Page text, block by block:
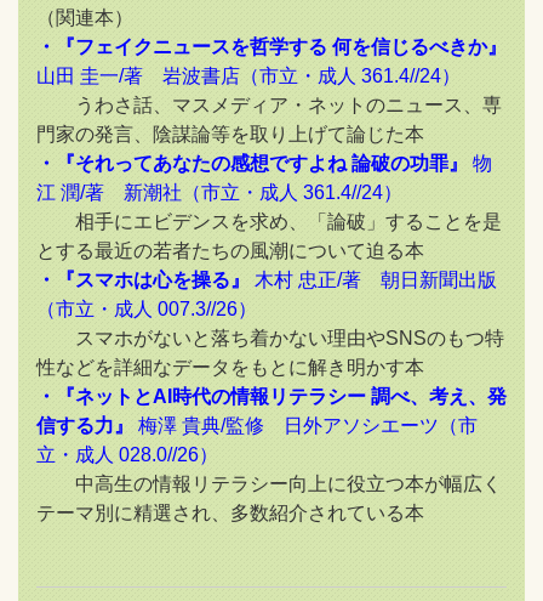
（関連本）
・『フェイクニュースを哲学する 何を信じるべきか』
山田 圭一/著 岩波書店（市立・成人 361.4//24）
うわさ話、マスメディア・ネットのニュース、専
門家の発言、陰謀論等を取り上げて論じた本
・『それってあなたの感想ですよね 論破の功罪』
物
江 潤/著 新潮社（市立・成人 361.4//24）
相手にエビデンスを求め、「論破」することを是
とする最近の若者たちの風潮について迫る本
・『スマホは心を操る』
木村 忠正/著 朝日新聞出版
（市立・成人 007.3//26）
スマホがないと落ち着かない理由やSNSのもつ特
性などを詳細なデータをもとに解き明かす本
・『ネットとAI時代の情報リテラシー 調べ、考え、発
信する力』
梅澤 貴典/監修 日外アソシエーツ（市
立・成人 028.0//26）
中高生の情報リテラシー向上に役立つ本が幅広く
テーマ別に精選され、多数紹介されている本